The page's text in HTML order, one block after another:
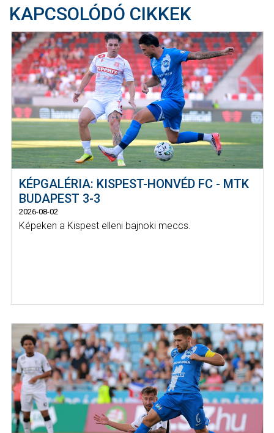
KAPCSOLÓDÓ CIKKEK
KÉPGALÉRIA: KISPEST-HONVÉD FC - MTK
BUDAPEST 3-3
2026-08-02
Képeken a Kispest elleni bajnoki meccs.